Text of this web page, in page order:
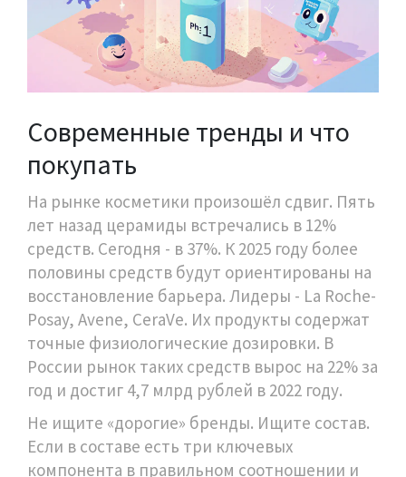
Современные тренды и что
покупать
На рынке косметики произошёл сдвиг. Пять
лет назад церамиды встречались в 12%
средств. Сегодня - в 37%. К 2025 году более
половины средств будут ориентированы на
восстановление барьера. Лидеры - La Roche-
Posay, Avene, CeraVe. Их продукты содержат
точные физиологические дозировки. В
России рынок таких средств вырос на 22% за
год и достиг 4,7 млрд рублей в 2022 году.
Не ищите «дорогие» бренды. Ищите состав.
Если в составе есть три ключевых
компонента в правильном соотношении и